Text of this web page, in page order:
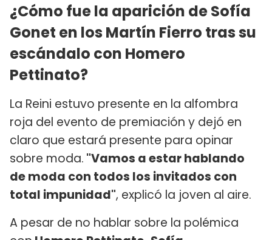
¿Cómo fue la aparición de Sofía
Gonet en los Martín Fierro tras su
escándalo con Homero
Pettinato?
La Reini estuvo presente en la alfombra
roja del evento de premiación y dejó en
claro que estará presente para opinar
sobre moda. "Vamos a estar hablando
de moda con todos los invitados con
total impunidad", explicó la joven al aire.
A pesar de no hablar sobre la polémica